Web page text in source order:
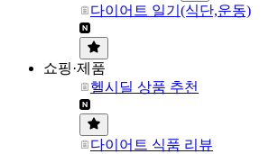
다이어트 일기(식단,운동)
쇼핑·제품
헬시딜 상품 추천
다이어트 식품 리뷰